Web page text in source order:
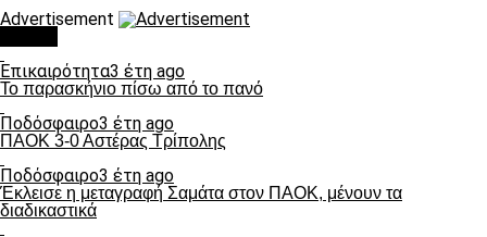
Advertisement
Επικαιρότητα3 έτη ago
Το παρασκήνιο πίσω από το πανό
Ποδόσφαιρο3 έτη ago
ΠΑΟΚ 3-0 Αστέρας Τρίπολης
Ποδόσφαιρο3 έτη ago
Έκλεισε η μεταγραφή Σαμάτα στον ΠΑΟΚ, μένουν τα
διαδικαστικά